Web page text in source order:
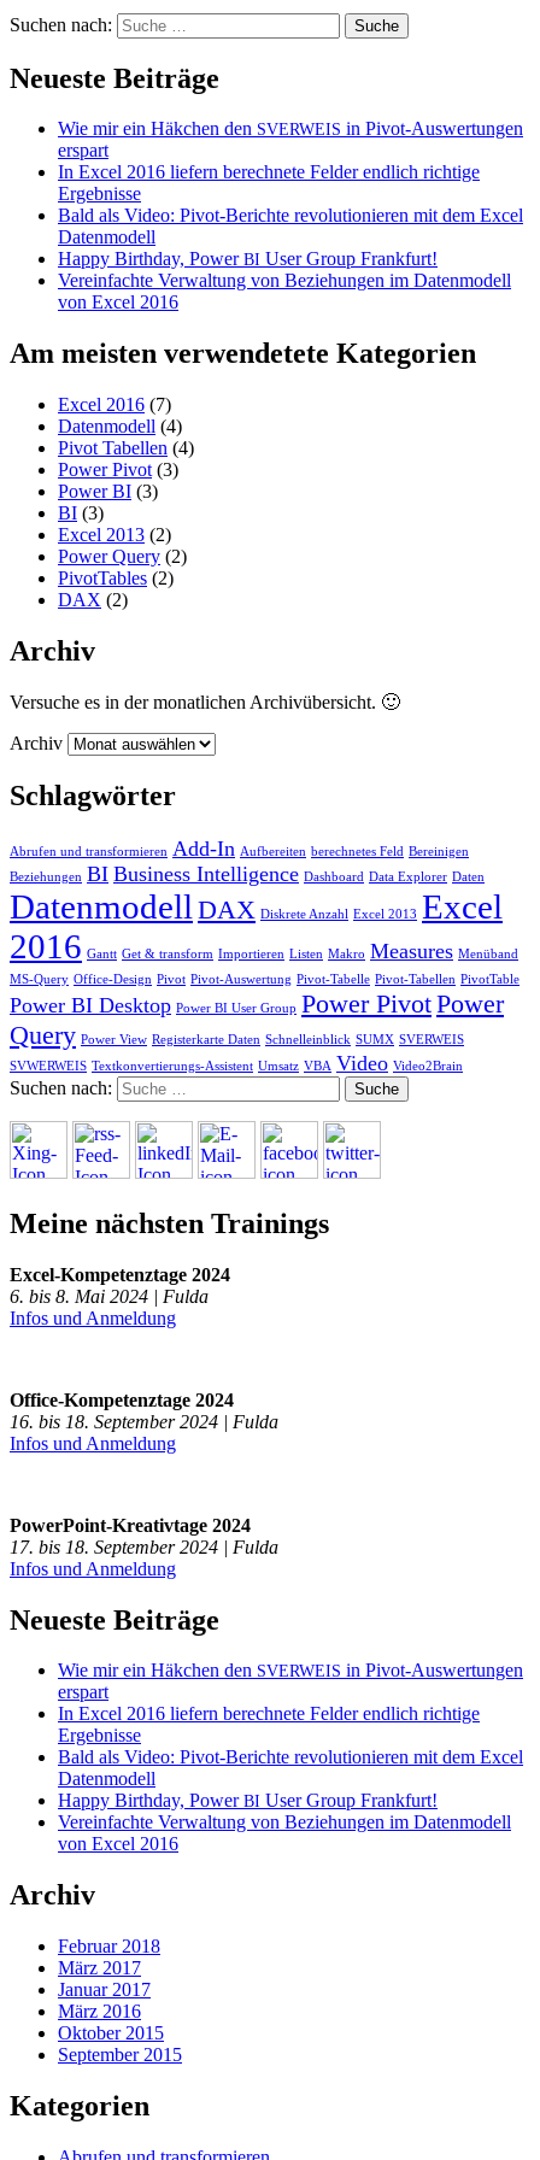
Suchen nach:
Neueste Beiträge
Wie mir ein Häkchen den SVERWEIS in Pivot-Auswertungen
erspart
In Excel 2016 liefern berechnete Felder endlich richtige
Ergebnisse
Bald als Video: Pivot-Berichte revolutionieren mit dem Excel
Datenmodell
Happy Birthday, PowerBI User Group Frankfurt!
Vereinfachte Verwaltung von Beziehungen im Datenmodell
von Excel 2016
Am meisten verwendetete Kategorien
Excel 2016 (7)
Datenmodell (4)
Pivot Tabellen (4)
Power Pivot (3)
Power BI (3)
BI (3)
Excel 2013 (2)
Power Query (2)
PivotTables (2)
DAX (2)
Archiv
Versuche es in der monatlichen Archivübersicht. 🙂
Archiv
Schlagwörter
Abrufen und transformieren Add-In Aufbereiten berechnetes Feld Bereinigen
Beziehungen BI Business Intelligence Dashboard Data Explorer Daten
Datenmodell DAX Diskrete Anzahl Excel 2013 Excel
2016 Gantt Get & transform Importieren Listen Makro Measures Menüband
MS-Query Office-Design Pivot Pivot-Auswertung Pivot-Tabelle Pivot-Tabellen PivotTable
Power BI Desktop Power BI User Group Power PivotPower
Query Power View Registerkarte Daten Schnelleinblick SUMX SVERWEIS
SVWERWEIS Textkonvertierungs-Assistent Umsatz VBA Video Video2Brain
Suchen nach:
Meine nächsten Trainings
Excel-Kompetenztage 2024
6. bis 8. Mai 2024 | Fulda
Infos und Anmeldung
Office-Kompetenztage 2024
16. bis 18. September 2024 | Fulda
Infos und Anmeldung
PowerPoint-Kreativtage 2024
17. bis 18. September 2024 | Fulda
Infos und Anmeldung
Neueste Beiträge
Wie mir ein Häkchen den SVERWEIS in Pivot-Auswertungen
erspart
In Excel 2016 liefern berechnete Felder endlich richtige
Ergebnisse
Bald als Video: Pivot-Berichte revolutionieren mit dem Excel
Datenmodell
Happy Birthday, PowerBI User Group Frankfurt!
Vereinfachte Verwaltung von Beziehungen im Datenmodell
von Excel 2016
Archiv
Februar 2018
März 2017
Januar 2017
März 2016
Oktober 2015
September 2015
Kategorien